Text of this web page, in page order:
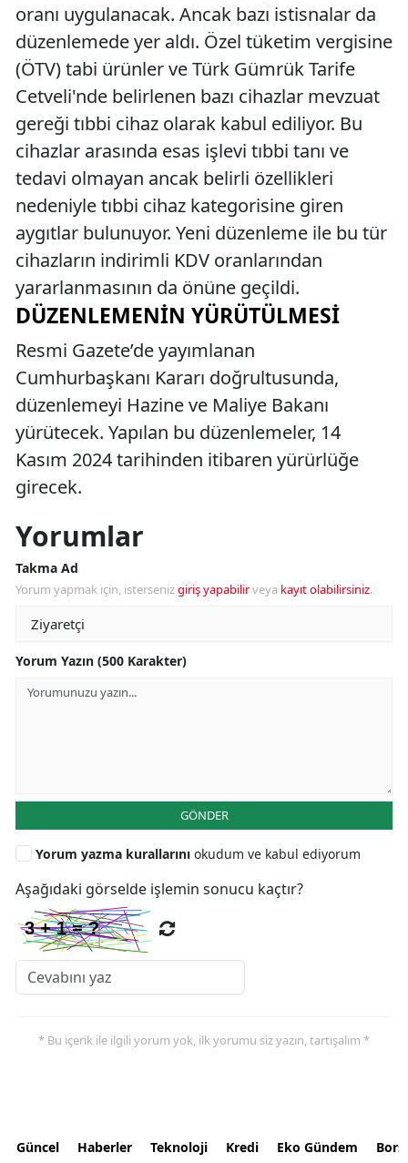
oranı uygulanacak. Ancak bazı istisnalar da
düzenlemede yer aldı. Özel tüketim vergisine
(ÖTV) tabi ürünler ve Türk Gümrük Tarife
Cetveli'nde belirlenen bazı cihazlar mevzuat
gereği tıbbi cihaz olarak kabul ediliyor. Bu
cihazlar arasında esas işlevi tıbbi tanı ve
tedavi olmayan ancak belirli özellikleri
nedeniyle tıbbi cihaz kategorisine giren
aygıtlar bulunuyor. Yeni düzenleme ile bu tür
cihazların indirimli KDV oranlarından
yararlanmasının da önüne geçildi.
DÜZENLEMENIN YÜRÜTÜLMESI
Resmi Gazete’de yayımlanan
Cumhurbaşkanı Kararı doğrultusunda,
düzenlemeyi Hazine ve Maliye Bakanı
yürütecek. Yapılan bu düzenlemeler, 14
Kasım 2024 tarihinden itibaren yürürlüğe
girecek.
Yorumlar
Takma Ad
Yorum yapmak için, istersenizgiriş yapabilirveya kayıt olabilirsiniz.
Yorum Yazın (500 Karakter)
GÖNDER
Yorum yazma kurallarını okudum ve kabul ediyorum
Aşağıdaki görselde işlemin sonucu kaçtır?
* Bu içerik ile ilgili yorum yok, ilk yorumu siz yazın, tartışalım *
Güncel Haberler Teknoloji Kredi Eko Gündem